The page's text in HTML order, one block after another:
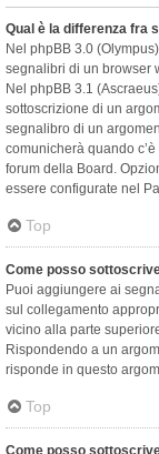
Qual è la differenza fra
Nel phpBB 3.0
segnalibri di un browser
Nel phpBB 3.1
sottoscrizione di un
segnalibro di un
comunicherà quando
forum della Board.
essere configurate nel
Top
Come posso
Puoi aggiungere ai
sul collegamento
vicino alla parte
Rispondendo a un
risponde in questo
Top
Come posso